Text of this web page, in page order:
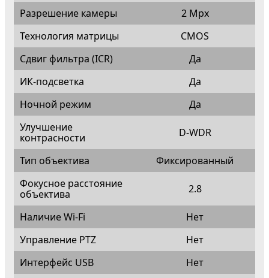
Разрешение камеры
2 Mpx
Технология матрицы
CMOS
Сдвиг фильтра (ICR)
Да
ИК-подсветка
Да
Ночной режим
Да
Улучшение
контрасности
D-WDR
Тип объектива
Фиксированный
Фокусное расстояние
объектива
2.8
Наличие Wi-Fi
Нет
Управление PTZ
Нет
Интерфейс USB
Нет